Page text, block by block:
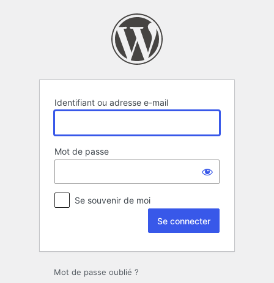
Identifiant ou adresse e-mail
Mot de passe
Se souvenir de moi
Mot de passe oublié ?